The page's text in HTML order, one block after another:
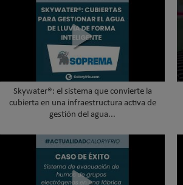
Skywater®: el sistema que convierte la
cubierta en una infraestructura activa de
gestión del agua...